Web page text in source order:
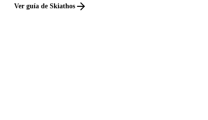
Ver guía de Skiathos